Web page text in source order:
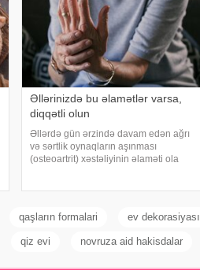
Əllərinizdə bu əlamətlər varsa,
diqqətli olun
Əllərdə gün ərzində davam edən ağrı
və sərtlik oynaqların aşınması
(osteoartrit) xəstəliyinin əlaməti ola
qaşların formalari ev dekorasiyası
qiz evi novruza aid hakisdalar